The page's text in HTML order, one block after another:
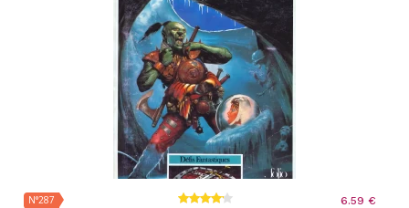
N°287 6.59 €